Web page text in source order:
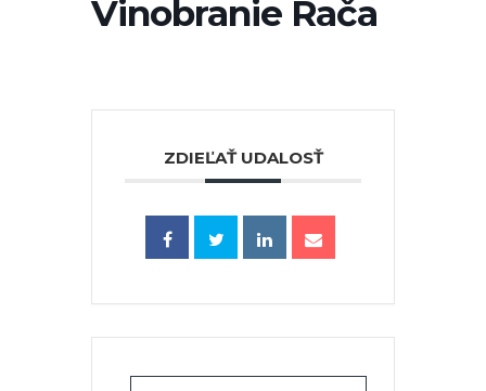
Vinobranie Rača
ZDIEĽAŤ UDALOSŤ